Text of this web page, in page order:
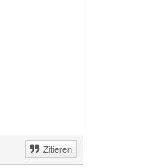
Zitieren